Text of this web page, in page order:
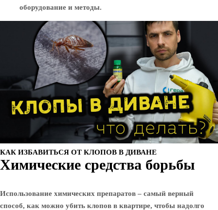
оборудование и методы.
КАК ИЗБАВИТЬСЯ ОТ КЛОПОВ В ДИВАНЕ
Химические средства борьбы
Использование химических препаратов – самый верный
способ, как можно убить клопов в квартире, чтобы надолго